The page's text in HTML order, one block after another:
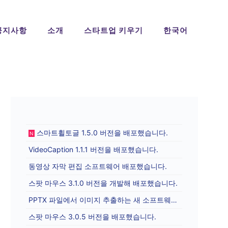
지사항 소개 스타트업 키우기 한국어
N
스마트휠토글 1.5.0 버전을 배포했습니다.
VideoCaption 1.1.1 버전을 배포했습니다.
동영상 자막 편집 소프트웨어 배포했습니다.
스팟 마우스 3.1.0 버전을 개발해 배포했습니다.
PPTX 파일에서 이미지 추출하는 새 소프트웨어를 배포합니다.
스팟 마우스 3.0.5 버전을 배포했습니다.